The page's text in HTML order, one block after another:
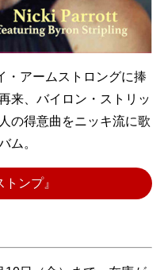
・アームストロングに捧
来、バイロン・ストリッ
の得意曲をニッキ流に歌
ム。
トンプ』